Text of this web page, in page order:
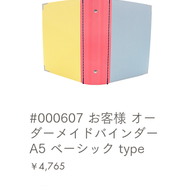
#000607 お客様 オー
ダーメイドバインダー
A5 ベーシック type
￥4,765